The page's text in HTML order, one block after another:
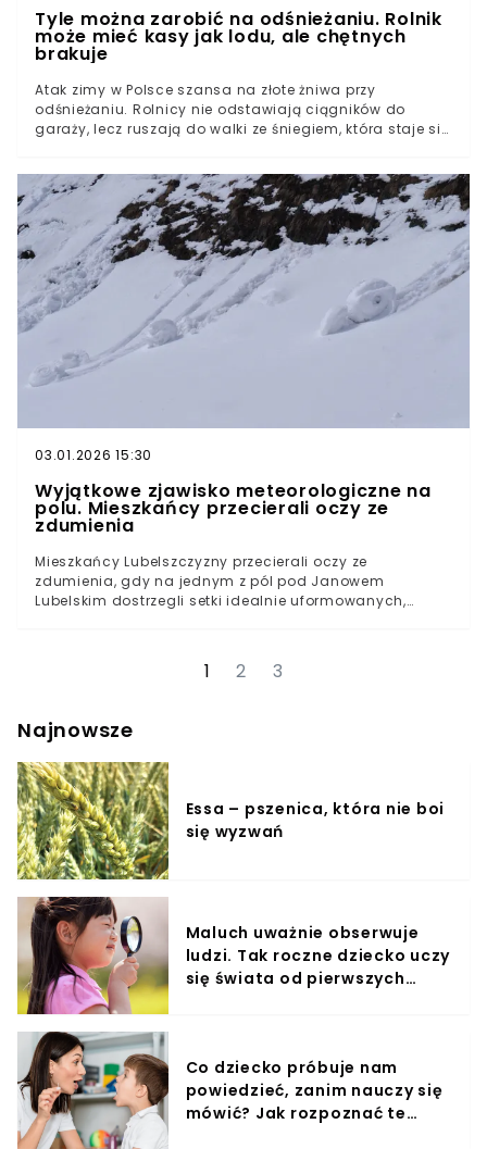
Tyle można zarobić na odśnieżaniu. Rolnik
może mieć kasy jak lodu, ale chętnych
brakuje
Atak zimy w Polsce szansa na złote żniwa przy
odśnieżaniu. Rolnicy nie odstawiają ciągników do
garaży, lecz ruszają do walki ze śniegiem, która staje się
Pieniądze dosłownie leżą na śniegu, ale brakuje rąk, by je
podnieść.Atak zimy w Polsce to szansa dla rolników Do
kogo należy obowiązek odśnieżania chodnika?
Zarabianie przez odśnieżanie. Tyle dostaniesz za
godzinę pracyBrakuje chętnych do odśnieżania. Rolnicy
mogą dyktować własne warunki
03.01.2026 15:30
Wyjątkowe zjawisko meteorologiczne na
polu. Mieszkańcy przecierali oczy ze
zdumienia
Mieszkańcy Lubelszczyzny przecierali oczy ze
zdumienia, gdy na jednym z pól pod Janowem
Lubelskim dostrzegli setki idealnie uformowanych,
związana z fizyką atmosfery.Wyjątkowe zjawisko
stworzyły śnieżne cudaNiezwykły widok w Majdanie
Sobieszczańskim
1 2 3
Najnowsze
Essa – pszenica, która nie boi
się wyzwań
Maluch uważnie obserwuje
ludzi. Tak roczne dziecko uczy
się świata od pierwszych
Co dziecko próbuje nam
powiedzieć, zanim nauczy się
mówić? Jak rozpoznać te